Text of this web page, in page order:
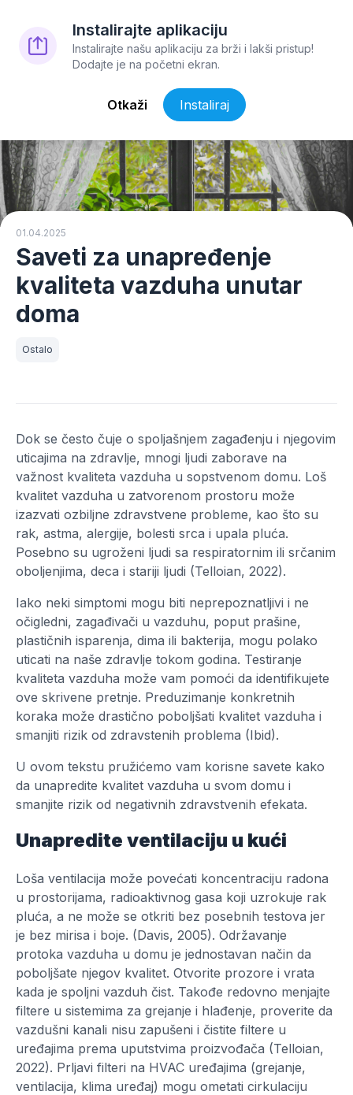
Instalirajte aplikaciju
Instalirajte našu aplikaciju za brži i lakši pristup!
Dodajte je na početni ekran.
Otkaži Instaliraj
01.04.2025
Saveti za unapređenje
kvaliteta vazduha unutar
doma
Ostalo
Dok se često čuje o spoljašnjem zagađenju i njegovim
uticajima na zdravlje, mnogi ljudi zaborave na
važnost kvaliteta vazduha u sopstvenom domu. Loš
kvalitet vazduha u zatvorenom prostoru može
izazvati ozbiljne zdravstvene probleme, kao što su
rak, astma, alergije, bolesti srca i upala pluća.
Posebno su ugroženi ljudi sa respiratornim ili srčanim
oboljenjima, deca i stariji ljudi (Telloian, 2022).
Iako neki simptomi mogu biti neprepoznatljivi i ne
očigledni, zagađivači u vazduhu, poput prašine,
plastičnih isparenja, dima ili bakterija, mogu polako
uticati na naše zdravlje tokom godina. Testiranje
kvaliteta vazduha može vam pomoći da identifikujete
ove skrivene pretnje. Preduzimanje konkretnih
koraka može drastično poboljšati kvalitet vazduha i
smanjiti rizik od zdravstenih problema (Ibid).
U ovom tekstu pružićemo vam korisne savete kako
da unapredite kvalitet vazduha u svom domu i
smanjite rizik od negativnih zdravstvenih efekata.
Unapredite ventilaciju u kući
Loša ventilacija može povećati koncentraciju radona
u prostorijama, radioaktivnog gasa koji uzrokuje rak
pluća, a ne može se otkriti bez posebnih testova jer
je bez mirisa i boje. (Davis, 2005). Održavanje
protoka vazduha u domu je jednostavan način da
poboljšate njegov kvalitet. Otvorite prozore i vrata
kada je spoljni vazduh čist. Takođe redovno menjajte
filtere u sistemima za grejanje i hlađenje, proverite da
vazdušni kanali nisu zapušeni i čistite filtere u
uređajima prema uputstvima proizvođača (Telloian,
2022). Prljavi filteri na HVAC uređajima (grejanje,
ventilacija, klima uređaj) mogu ometati cirkulaciju